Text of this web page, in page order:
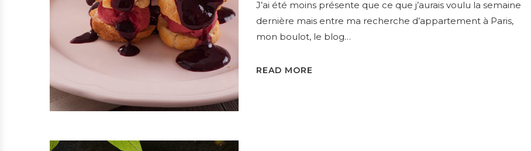
J’ai été moins présente que ce que j’aurais voulu la semaine
dernière mais entre ma recherche d’appartement à Paris,
mon boulot, le blog…
READ MORE